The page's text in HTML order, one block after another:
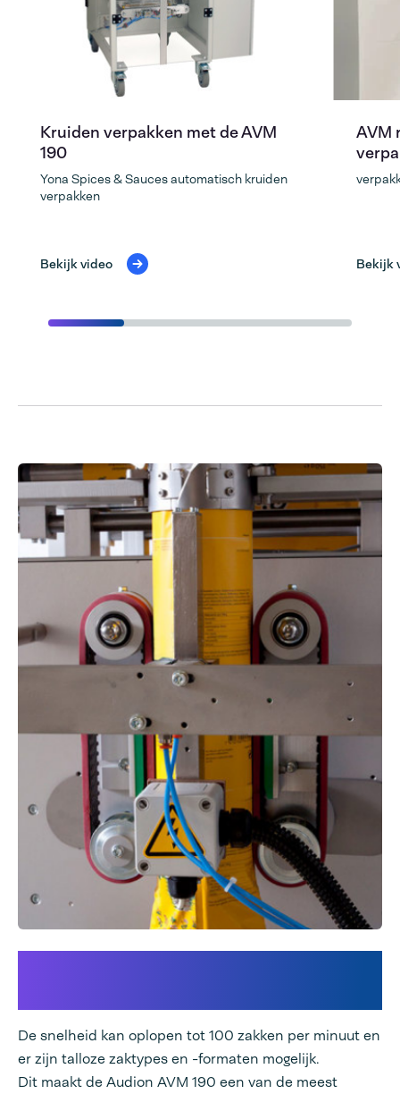
Kruiden verpakken met de AVM
190
Yona Spices & Sauces automatisch kruiden
verpakken
Bekijk video
AVM
Bekijk
De snelheid kan oplopen tot 100 zakken per minuut en
er zijn talloze zaktypes en -formaten mogelijk.
Dit maakt de Audion AVM 190 een van de meest